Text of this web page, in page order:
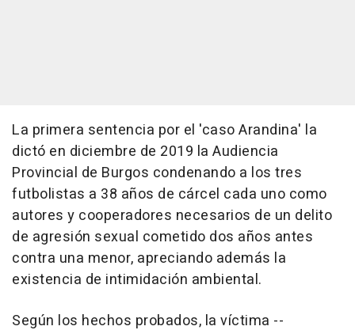
La primera sentencia por el 'caso Arandina' la
dictó en diciembre de 2019 la Audiencia
Provincial de Burgos condenando a los tres
futbolistas a 38 años de cárcel cada uno como
autores y cooperadores necesarios de un delito
de agresión sexual cometido dos años antes
contra una menor, apreciando además la
existencia de intimidación ambiental.
Según los hechos probados, la víctima --